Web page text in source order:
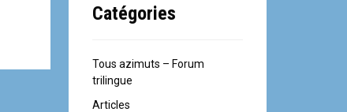
Catégories
Tous azimuts – Forum
trilingue
Articles